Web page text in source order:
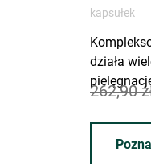
kapsułek
działa
Wsparcie
dobrane
262,90